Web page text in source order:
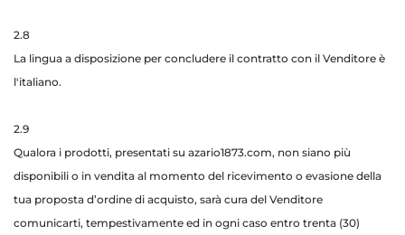
2.8
La lingua a disposizione per concludere il contratto con il Venditore è
l'italiano.
2.9
Qualora i prodotti, presentati su azario1873.com, non siano più
disponibili o in vendita al momento del ricevimento o evasione della
tua proposta d’ordine di acquisto, sarà cura del Venditore
comunicarti, tempestivamente ed in ogni caso entro trenta (30)